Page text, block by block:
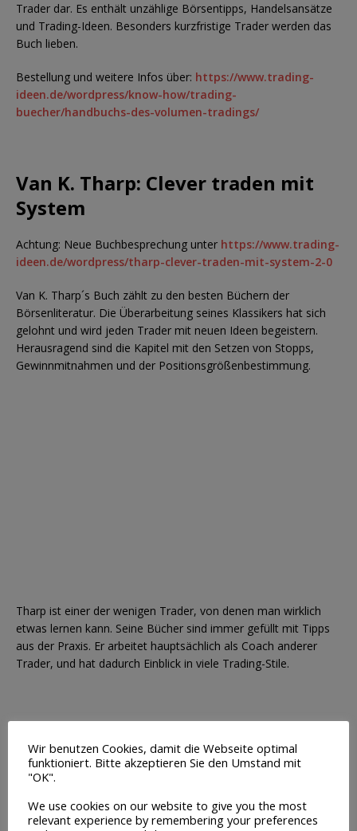
Trader dar. Es enthält unzählige Börsentipps, Handelsansätze
und Trading-Ideen. Besonders kurzfristige Trader werden das
Buch lieben.
Bestellung und weitere Infos über: https://www.trading-
ideen.de/wordpress/know-how/trading-
buecher/handbuchs-des-volumen-tradings/
Van K. Tharp: Clever traden mit
System
Achtung: Neue Buchbesprechung unter https://www.trading-
ideen.de/wordpress/tharp-clever-traden-mit-system-2-0
Van K. Tharp´s Buch zählt zu den besten Büchern der
Börsenliteratur. Die Überarbeitung seines Klassikers hat sich
gelohnt und wird jeden Trader mit neuen Ideen begeistern.
Herausragend sind die Kapitel mit den Setzen von Stopps,
Gewinnmitnahmen und der Positionsgrößenbestimmung.
Tharp ist einer der wenigen Trader, von denen man wirklich
etwas lernen kann. Seine Bücher sind immer gefüllt mit Tipps
aus der Praxis. Er arbeitet hauptsächlich als Coach anderer
Trader, und hat dadurch Einblick in viele Trading-Stile.
Psychologische
Fähigkeiten für das
Trading
Wir benutzen Cookies, damit die Webseite optimal
funktioniert. Bitte akzeptieren Sie den Umstand mit
"OK".
We use cookies on our website to give you the most
relevant experience by remembering your preferences